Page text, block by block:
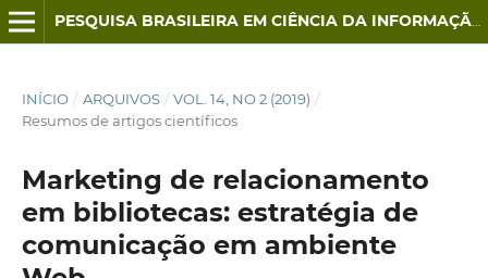
PESQUISA BRASILEIRA EM CIÊNCIA DA INFORMAÇÃO E BIBLIOTECONOMIA
INÍCIO / ARQUIVOS / VOL. 14, NO 2 (2019) /
Resumos de artigos científicos
Marketing de relacionamento
em bibliotecas: estratégia de
comunicação em ambiente